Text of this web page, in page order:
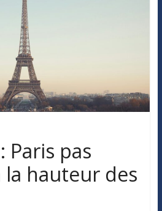
Paris pas
hauteur des